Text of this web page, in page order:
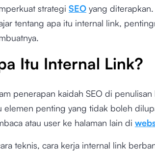
strategi SEOyang diterapkan.
tentang apa itu internal link,
Itu Internal Link?
penerapan kaidah SEO di
elemen penting yang tidak boleh
atau user ke halaman lain di
teknis, cara kerja internal link